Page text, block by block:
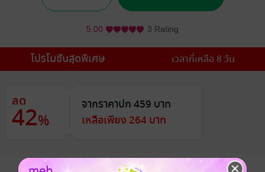
5.00 3 Rating
โปรโมชันสุดพิเศษ เวลาที่เหลือ 8 วัน
ลด
42%
จากราคาปก 459 บาท
เหลือเพียง 264 บาท